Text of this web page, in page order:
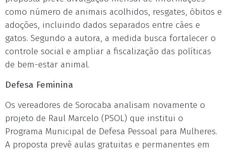
como número de animais acolhidos, resgates, óbitos e
adoções, incluindo dados separados entre cães e
gatos. Segundo a autora, a medida busca fortalecer o
controle social e ampliar a fiscalização das políticas
de bem-estar animal.
Defesa Feminina
Os vereadores de Sorocaba analisam novamente o
projeto de Raul Marcelo (PSOL) que institui o
Programa Municipal de Defesa Pessoal para Mulheres.
A proposta prevê aulas gratuitas e permanentes em